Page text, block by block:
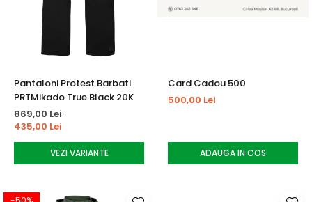
Pantaloni outdoor
Sosete Outdoor
Sepci
Bustiere
Underwear
Pantaloni Protest Barbati
PRTMikado True Black 20K
869,00 Lei
435,00 Lei
VEZI VARIANTE
Card Cadou 500
500,00 Lei
ADAUGA IN COS